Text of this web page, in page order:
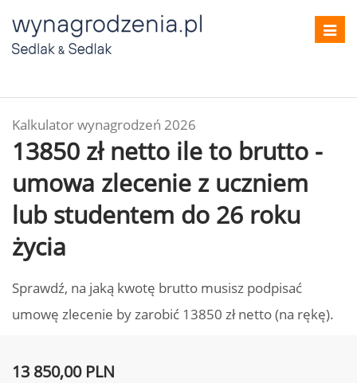
Kalkulator wynagrodzeń 2026
13850 zł netto ile to brutto -
umowa zlecenie z uczniem
lub studentem do 26 roku
życia
Sprawdź, na jaką kwotę brutto musisz podpisać
umowę zlecenie by zarobić 13850 zł netto (na rękę).
13 850,00 PLN